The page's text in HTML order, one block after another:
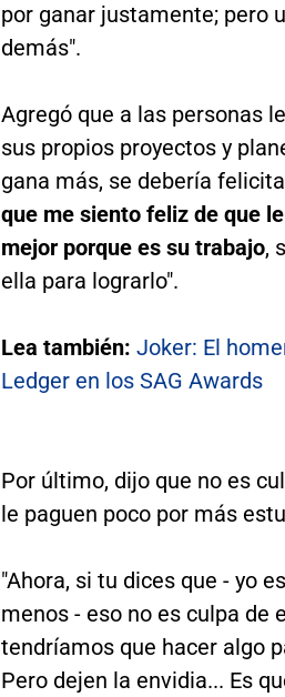
por ganar justamente; pero
demás".
Agregó que a las personas
sus propios proyectos y
gana más, se debería
que me siento feliz de que
mejor porque es su trabajo,
ella para lograrlo".
Lea también: Joker: El
Ledger en los SAG Awards
Por último, dijo que no es
le paguen poco por más
"Ahora, si tu dices que - yo
menos - eso no es culpa de
tendríamos que hacer algo
Pero dejen la envidia... Es